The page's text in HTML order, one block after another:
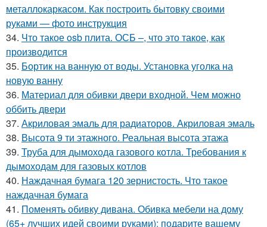
металлокаркасом. Как построить бытовку своими
руками — фото инструкция
34. Что такое osb плита. ОСБ –, что это такое, как
производится
35. Бортик на ванную от воды. Установка уголка на
новую ванну
36. Материал для обивки двери входной. Чем можно
оббить двери
37. Акриловая эмаль для радиаторов. Акриловая эмаль
38. Высота 9 ти этажного. Реальная высота этажа
39. Труба для дымохода газового котла. Требования к
дымоходам для газовых котлов
40. Наждачная бумага 120 зернистость. Что такое
наждачная бумага
41. Поменять обивку дивана. Обивка мебели на дому
(65+ лучших идей своими руками): подарите вашему